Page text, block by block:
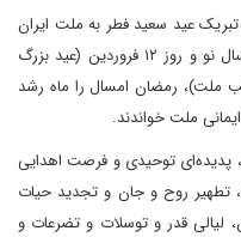
عید سعید فطر به ملت ایران
و امت اسلامی و همچنین تبریک نوروز و سال نو و روز ۱۲ فروردین (عید بزرگ
ملت)، رمضان امسال را ماه رشد
ملت خواندند.
پدیده‌ای توحیدی و فرصت اهدایی
تطهیر روح و جان و تجدید حیات
لیالی قدر و توسلات و تضرعات و